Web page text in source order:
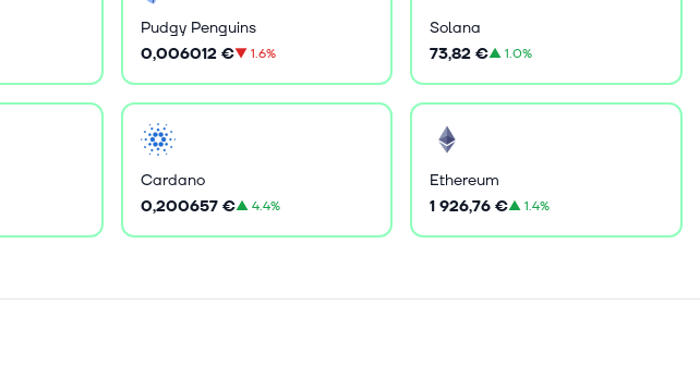
Pudgy Penguins
0,006012 €▼1.6%
Solana
73,82 €▲1.0%
Cardano
0,200657 €▲4.4%
Ethereum
1 926,76 €▲1.4%